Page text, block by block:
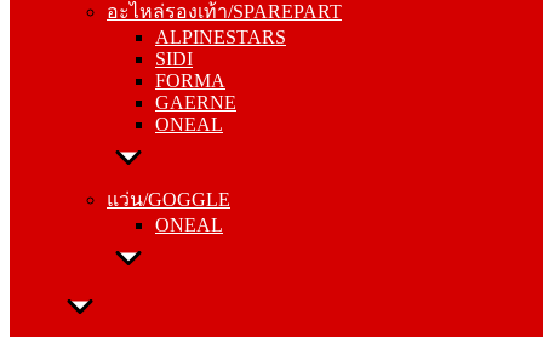
อะไหล่รองเท้า/SPAREPART
ALPINESTARS
SIDI
FORMA
GAERNE
ONEAL
แว่น/GOGGLE
ONEAL
SIDI
FORMA
GAERNE
ONEAL
แว่น/GOGGLE
ลำลอง/CASUAL